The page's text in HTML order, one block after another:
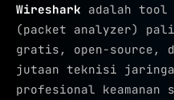
Wireshark adalah
(packet analyzer)
gratis, open-source,
jutaan teknisi
profesional keamanan